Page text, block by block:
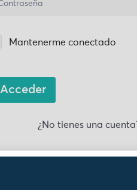
Mantenerme conectado
Acceder
¿No tienes una